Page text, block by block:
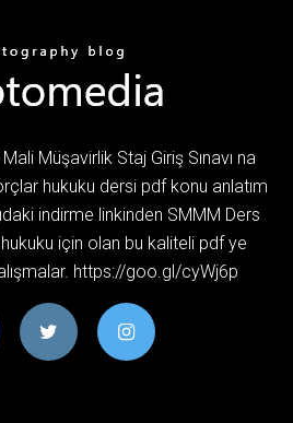
Müşavirlik Staj Giriş Sınavı na
hukuku dersi pdf konu anlatım
indirme linkinden SMMM Ders
için olan bu kaliteli pdf ye
https://goo.gl/cyWj6p